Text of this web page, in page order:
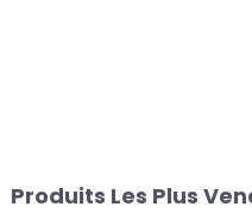
Produits Les Plus